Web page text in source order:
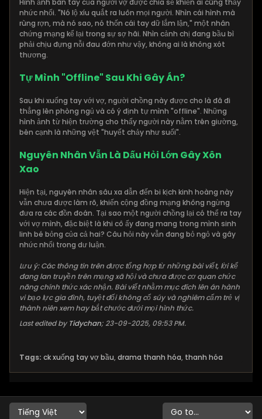
Hình ảnh bàn tay của người vợ được chia sẻ khiến ai cũng thấy
nhức nhối. "Nó lộ xíu quắt ra luôn mọi người. Nhìn cái hình mà
rùng rợn, mà nó sao, nó thốn cái tay dữ lắm lận," một nhân
chứng mạng kể lại trong sự sợ hãi. Nhìn cảnh chị đang bầu bì
phải chịu đựng nỗi đau đớn như vậy, không ai là không xót
thương.
Tự Mình "Offline" Sau Khi Gây Án?
Sau khi xuống tay với vợ, người chồng này được cho là đã đi
thẳng lên phòng ngủ và có ý định tự mình "offline". Những
hình ảnh từ hiện trường cho thấy người này nằm trên giường,
bên cạnh là những vệt "huyết chảy như suối".
Nguyên Nhân Vẫn Là Dấu Hỏi Lớn Gây Xôn
Xao
Hiện tại, nguyên nhân sâu xa dẫn đến bi kịch kinh hoàng này
vẫn chưa được làm rõ, khiến cộng đồng mạng không ngừng
đưa ra các đồn đoán. Tại sao một người chồng lại có thể ra tay
với vợ mình, đặc biệt là khi cô ấy đang mang trong mình sinh
linh bé bỏng của cả hai? Câu hỏi này vẫn đang bỏ ngỏ và gây
nhức nhối trong dư luận.
Lưu ý: Các thông tin trên được tổng hợp từ những bài viết, lời kể
đang lan truyền trên mạng xã hội và chưa được cơ quan chức
năng chính thức xác nhận. Bài viết nhằm mục đích lên án hành
vi bạo lực gia đình, tuyệt đối không cổ súy và nghiêm cấm trẻ vị
thành niên xem hay bắt chước dưới mọi hình thức.
Last edited byTidychan;23-09-2025, 09:53 PM.
Tags: ck xuống tay vợ bầu, drama thanh hóa, thanh hóa